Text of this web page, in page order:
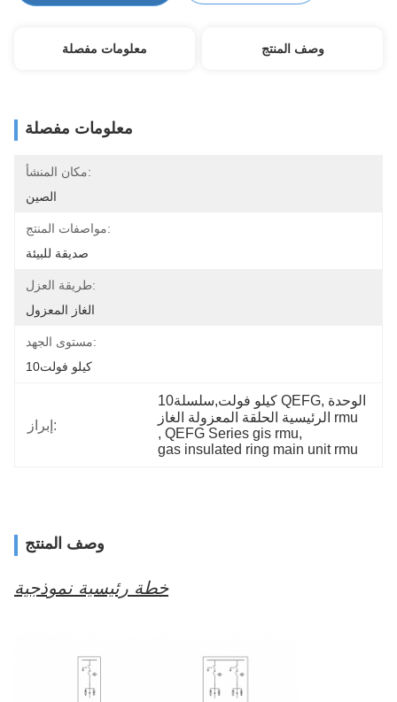
معلومات مفصلة وصف المنتج
معلومات مفصلة
مكان المنشأ:
الصين
مواصفات المنتج:
صديقة للبيئة
طريقة العزل:
الغاز المعزول
مستوى الجهد:
10كيلو فولت
إبراز:
10كيلو فولت,سلسلة QEFG,الوحدة
الرئيسية الحلقة المعزولة الغاز rmu
, QEFG Series gis rmu,
gas insulated ring main unit rmu
وصف المنتج
خطة رئيسية نموذجية